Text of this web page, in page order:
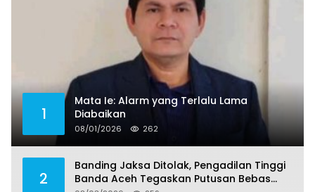
1
Mata Ie: Alarm yang Terlalu Lama
Diabaikan
08/01/2026 262
2
Banding Jaksa Ditolak, Pengadilan Tinggi
Banda Aceh Tegaskan Putusan Bebas